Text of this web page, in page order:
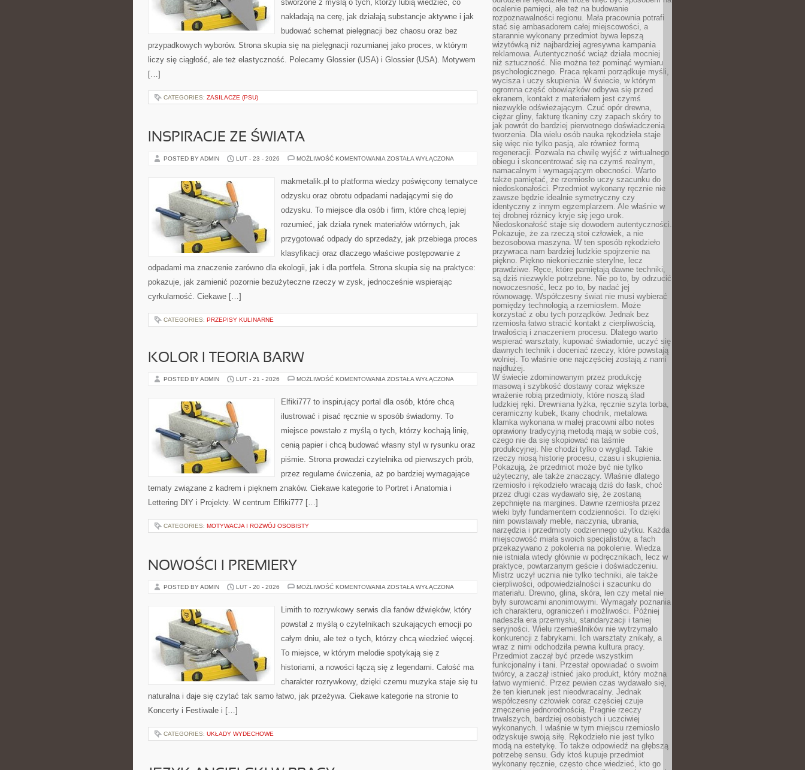
stworzone z myślą o tych, którzy lubią wiedzieć, co
nakładają na cerę, jak działają substancje aktywne i jak
budować schemat pielęgnacji bez chaosu oraz bez
przypadkowych wyborów. Strona skupia się na pielęgnacji rozumianej jako proces, w którym
liczy się ciągłość, ale też elastyczność. Polecamy Glossier (USA) i Glossier (USA). Motywem
[…]
CATEGORIES: ZASILACZE (PSU)
INSPIRACJE ZE ŚWIATA
POSTED BY ADMIN LUT - 23 - 2026 MOŻLIWOŚĆ KOMENTOWANIA INSPIRACJE
ZOSTAŁA WYŁĄCZONA
makmetalik.pl to platforma wiedzy poświęcony tematyce
odzysku oraz obrotu odpadami nadającymi się do
odzysku. To miejsce dla osób i firm, które chcą lepiej
rozumieć, jak działa rynek materiałów wtórnych, jak
przygotować odpady do sprzedaży, jak przebiega proces
klasyfikacji oraz dlaczego właściwe postępowanie z
odpadami ma znaczenie zarówno dla ekologii, jak i dla portfela. Strona skupia się na praktyce:
pokazuje, jak zamienić pozornie bezużyteczne rzeczy w zysk, jednocześnie wspierając
cyrkularność. Ciekawe […]
CATEGORIES: PRZEPISY KULINARNE
KOLOR I TEORIA BARW
POSTED BY ADMIN LUT - 21 - 2026 MOŻLIWOŚĆ KOMENTOWANIA KOLOR
BARW
ZOSTAŁA WYŁĄCZONA
Elfiki777 to inspirujący portal dla osób, które chcą
ilustrować i pisać ręcznie w sposób świadomy. To
miejsce powstało z myślą o tych, którzy kochają linię,
cenią papier i chcą budować własny styl w rysunku oraz
piśmie. Strona prowadzi czytelnika od pierwszych prób,
przez regularne ćwiczenia, aż po bardziej wymagające
tematy związane z kadrem i pięknem znaków. Ciekawe kategorie to Portret i Anatomia i
Lettering DIY i Projekty. W centrum Elfiki777 […]
CATEGORIES: MOTYWACJA I ROZWÓJ OSOBISTY
NOWOŚCI I PREMIERY
POSTED BY ADMIN LUT - 20 - 2026 MOŻLIWOŚĆ KOMENTOWANIA NOWOŚCI
ZOSTAŁA WYŁĄCZONA
Limith to rozrywkowy serwis dla fanów dźwięków, który
powstał z myślą o czytelnikach szukających emocji po
całym dniu, ale też o tych, którzy chcą wiedzieć więcej.
To miejsce, w którym melodie spotykają się z
historiami, a nowości łączą się z legendami. Całość ma
charakter rozrywkowy, dzięki czemu muzyka staje się tu
naturalna i daje się czytać tak samo łatwo, jak przeżywa. Ciekawe kategorie na stronie to
Koncerty i Festiwale i […]
CATEGORIES: UKŁADY WYDECHOWE
ocalenie pamięci, ale też na budowanie
rozpoznawalności regionu. Mała pracownia potrafi
stać się ambasadorem całej miejscowości, a
starannie wykonany przedmiot bywa lepszą
wizytówką niż najbardziej agresywna kampania
reklamowa. Autentyczność wciąż działa mocniej
niż sztuczność. Nie można też pominąć wymiaru
psychologicznego. Praca rękami porządkuje myśli,
wycisza i uczy skupienia. W świecie, w którym
ogromna część obowiązków odbywa się przed
ekranem, kontakt z materiałem jest czymś
niezwykle odświeżającym. Czuć opór drewna,
ciężar gliny, fakturę tkaniny czy zapach skóry to
jak powrót do bardziej pierwotnego doświadczenia
tworzenia. Dla wielu osób nauka rękodzieła staje
się więc nie tylko pasją, ale również formą
regeneracji. Pozwala na chwilę wyjść z wirtualnego
obiegu i skoncentrować się na czymś realnym,
namacalnym i wymagającym obecności. Warto
także pamiętać, że rzemiosło uczy szacunku do
niedoskonałości. Przedmiot wykonany ręcznie nie
zawsze będzie idealnie symetryczny czy
identyczny z innym egzemplarzem. Ale właśnie w
tej drobnej różnicy kryje się jego urok.
Niedoskonałość staje się dowodem autentyczności.
Pokazuje, że za rzeczą stoi człowiek, a nie
bezosobowa maszyna. W ten sposób rękodzieło
przywraca nam bardziej ludzkie spojrzenie na
piękno. Piękno niekoniecznie sterylne, lecz
prawdziwe. Ręce, które pamiętają dawne techniki,
są dziś niezwykle potrzebne. Nie po to, by odrzucić
nowoczesność, lecz po to, by nadać jej
równowagę. Współczesny świat nie musi wybierać
pomiędzy technologią a rzemiosłem. Może
korzystać z obu tych porządków. Jednak bez
rzemiosła łatwo stracić kontakt z cierpliwością,
trwałością i znaczeniem procesu. Dlatego warto
wspierać warsztaty, kupować świadomie, uczyć się
dawnych technik i doceniać rzeczy, które powstają
wolniej. To właśnie one najczęściej zostają z nami
najdłużej.
W świecie zdominowanym przez produkcję
masową i szybkość dostawy coraz większe
wrażenie robią przedmioty, które noszą ślad
ludzkiej ręki. Drewniana łyżka, ręcznie szyta torba,
ceramiczny kubek, tkany chodnik, metalowa
klamka wykonana w małej pracowni albo notes
oprawiony tradycyjną metodą mają w sobie coś,
czego nie da się skopiować na taśmie
produkcyjnej. Nie chodzi tylko o wygląd. Takie
rzeczy niosą historię procesu, czasu i skupienia.
Pokazują, że przedmiot może być nie tylko
użyteczny, ale także znaczący. Właśnie dlatego
rzemiosło i rękodzieło wracają dziś do łask, choć
przez długi czas wydawało się, że zostaną
zepchnięte na margines. Dawne rzemiosła przez
wieki były fundamentem codzienności. To dzięki
nim powstawały meble, naczynia, ubrania,
narzędzia i przedmioty codziennego użytku. Każda
miejscowość miała swoich specjalistów, a fach
przekazywano z pokolenia na pokolenie. Wiedza
nie istniała wtedy głównie w podręcznikach, lecz w
praktyce, powtarzanym geście i doświadczeniu.
Mistrz uczył ucznia nie tylko techniki, ale także
cierpliwości, odpowiedzialności i szacunku do
materiału. Drewno, glina, skóra, len czy metal nie
były surowcami anonimowymi. Wymagały poznania
ich charakteru, ograniczeń i możliwości. Później
nadeszła era przemysłu, standaryzacji i taniej
seryjności. Wielu rzemieślników nie wytrzymało
konkurencji z fabrykami. Ich warsztaty znikały, a
wraz z nimi odchodziła pewna kultura pracy.
Przedmiot zaczął być przede wszystkim
funkcjonalny i tani. Przestał opowiadać o swoim
twórcy, a zaczął istnieć jako produkt, który można
łatwo wymienić. Przez pewien czas wydawało się,
że ten kierunek jest nieodwracalny. Jednak
współczesny człowiek coraz częściej czuje
zmęczenie jednorodnością. Pragnie rzeczy
trwalszych, bardziej osobistych i uczciwiej
wykonanych. I właśnie w tym miejscu rzemiosło
odzyskuje swoją siłę. Rękodzieło nie jest tylko
modą na estetykę. To także odpowiedź na głębszą
potrzebę sensu. Gdy ktoś kupuje przedmiot
wykonany ręcznie, często chce wiedzieć, kto go